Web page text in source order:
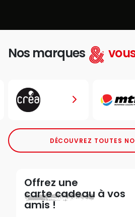
Nos marques
DÉCOUVREZ TOUTES
Offrez une
carte cadeau à vos
amis !